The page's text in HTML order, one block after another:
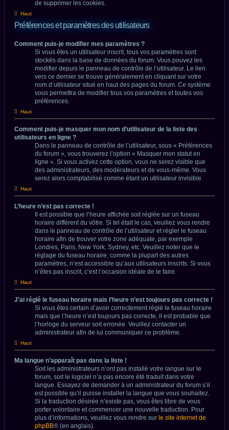
de supprimer les cookies.
Haut
Préférences et paramètres des utilisateurs
Comment puis-je modifier mes paramètres ?
Si vous êtes un utilisateur inscrit, tous vos paramètres sont
stockés dans la base de données du forum. Vous pouvez les
modifier depuis le panneau de contrôle de l’utilisateur. Le lien
vers ce dernier se trouve généralement en cliquant sur votre
nom d’utilisateur situé en haut des pages du forum. Ce système
vous permettra de modifier tous vos paramètres et toutes vos
préférences.
Haut
Comment puis-je masquer mon nom d’utilisateur de la liste des
utilisateurs en ligne ?
Dans le panneau de contrôle de l’utilisateur, sous « Préférences
du forum », vous trouverez l’option « Masquer mon statut en
ligne ». Si vous activez cette option, vous ne serez visible que
des administrateurs, des modérateurs et de vous-même. Vous
serez alors comptabilisé comme étant un utilisateur invisible.
Haut
L’heure n’est pas correcte !
Il est possible que l’heure affichée soit réglée sur un fuseau
horaire différent du vôtre. Si tel était le cas, veuillez vous rendre
dans le panneau de contrôle de l’utilisateur et régler le fuseau
horaire afin de trouver votre zone adéquate, par exemple
Londres, Paris, New York, Sydney, etc. Veuillez noter que le
réglage du fuseau horaire, comme la plupart des autres
paramètres, n’est accessible qu’aux utilisateurs inscrits. Si vous
n’êtes pas inscrit, c’est l’occasion idéale de le faire.
Haut
J’ai réglé le fuseau horaire mais l’heure n’est toujours pas correcte !
Si vous êtes certain d’avoir correctement réglé le fuseau horaire
mais que l’heure n’est toujours pas correcte, il est probable que
l’horloge du serveur soit erronée. Veuillez contacter un
administrateur afin de lui communiquer ce problème.
Haut
Ma langue n’apparaît pas dans la liste !
Soit les administrateurs n’ont pas installé votre langue sur le
forum, soit le logiciel n’a pas encore été traduit dans votre
langue. Essayez de demander à un administrateur du forum s’il
est possible qu’il puisse installer la langue que vous souhaitez.
Si la traduction désirée n’existe pas, vous êtes libre de vous
porter volontaire et commencer une nouvelle traduction. Pour
plus d’informations, veuillez vous rendre sur le site internet de
phpBB® (en anglais).